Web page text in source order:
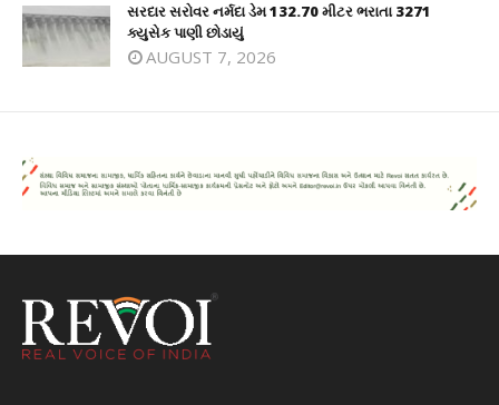
સરદાર સરોવર નર્મદા ડેમ 132.70 મીટર ભરાતા 3271
ક્યુસેક પાણી છોડાયું
AUGUST 7, 2026